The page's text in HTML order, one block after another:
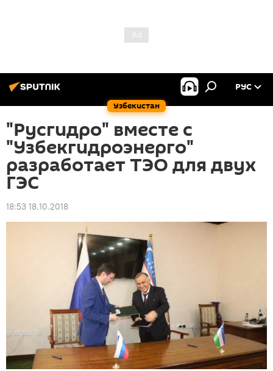
Узбекистан
РУС
"Русгидро" вместе с
"Узбекгидроэнерго"
разработает ТЭО для двух
ГЭС
18:53 18.10.2018